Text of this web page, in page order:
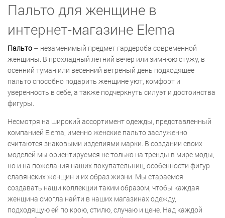
Пальто для женщине в
интернет-магазине Elema
Пальто – незаменимый предмет гардероба современной
женщины. В прохладный летний вечер или зимнюю стужу, в
осенний туман или весенний ветреный день подходящее
пальто способно подарить женщине уют, комфорт и
уверенность в себе, а также подчеркнуть силуэт и достоинства
фигуры.
Несмотря на широкий ассортимент одежды, представленный
компанией Elema, именно женские пальто заслуженно
считаются знаковыми изделиями марки. В создании своих
моделей мы ориентируемся не только на тренды в мире моды,
но и на пожелания наших покупательниц, особенности фигур
славянских женщин и их образ жизни. Мы стараемся
создавать наши коллекции таким образом, чтобы каждая
женщина смогла найти в наших магазинах одежду,
подходящую ей по крою, стилю, случаю и цене. Над каждой